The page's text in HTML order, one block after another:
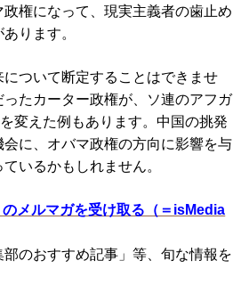
権になって、現実主義者の歯止め
ります。
ついて断定することはできませ
たカーター政権が、ソ連のアフガ
変えた例もあります。中国の挑発
に、オバマ政権の方向に影響を与
いるかもしれません。
のメルマガを受け取る（＝isMedia
部のおすすめ記事」等、旬な情報を